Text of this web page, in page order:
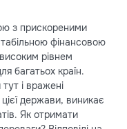
з прискореними
фінансовою
рівнем
багатьох країн.
і вражені
держави, виникає
Як отримати